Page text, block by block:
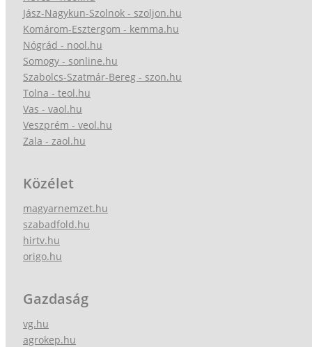
Jász-Nagykun-Szolnok - szoljon.hu
Komárom-Esztergom - kemma.hu
Nógrád - nool.hu
Somogy - sonline.hu
Szabolcs-Szatmár-Bereg - szon.hu
Tolna - teol.hu
Vas - vaol.hu
Veszprém - veol.hu
Zala - zaol.hu
Közélet
magyarnemzet.hu
szabadfold.hu
hirtv.hu
origo.hu
Gazdaság
vg.hu
agrokep.hu